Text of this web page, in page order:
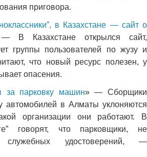
приговора.
в Казахстане — сайт о
В Казахстане открылся сайт,
группы пользователей по жузу и
что новый ресурс полезен, у
опасения.
за парковку машин» — Сборщики
автомобилей в Алматы уклоняются
организации они работают. В
говорят, что парковщики, не
служебных удостоверений, —